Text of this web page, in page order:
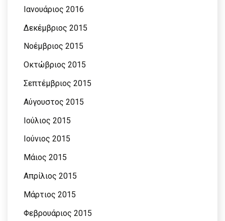
Ιανουάριος 2016
Δεκέμβριος 2015
Νοέμβριος 2015
Οκτώβριος 2015
Σεπτέμβριος 2015
Αύγουστος 2015
Ιούλιος 2015
Ιούνιος 2015
Μάιος 2015
Απρίλιος 2015
Μάρτιος 2015
Φεβρουάριος 2015